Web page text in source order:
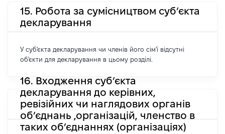
15. Робота за сумісництвом суб’єкта
декларування
У суб'єкта декларування чи членів його сім'ї відсутні
об'єкти для декларування в цьому розділі.
16. Входження суб’єкта
декларування до керівних,
ревізійних чи наглядових органів
об’єднань ,організацій, членство в
таких об’єднаннях (організаціях)